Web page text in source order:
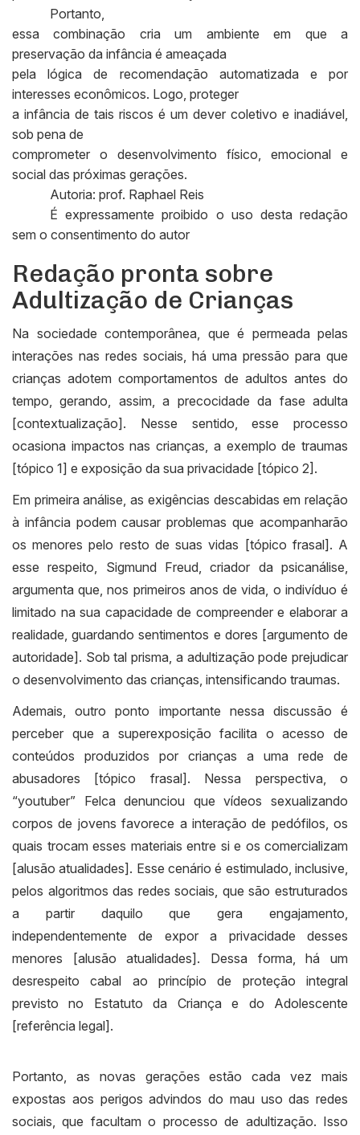
Portanto,
essa combinação cria um ambiente em que a
preservação da infância é ameaçada
pela lógica de recomendação automatizada e por
interesses econômicos. Logo, proteger
a infância de tais riscos é um dever coletivo e inadiável,
sob pena de
comprometer o desenvolvimento físico, emocional e
social das próximas gerações.
Autoria: prof. Raphael Reis
É expressamente proibido o uso desta redação
sem o consentimento do autor
Redação pronta sobre
Adultização de Crianças
Na sociedade contemporânea, que é permeada pelas
interações nas redes sociais, há uma pressão para que
crianças adotem comportamentos de adultos antes do
tempo, gerando, assim, a precocidade da fase adulta
[contextualização]. Nesse sentido, esse processo
ocasiona impactos nas crianças, a exemplo de traumas
[tópico 1] e exposição da sua privacidade [tópico 2].
Em primeira análise, as exigências descabidas em relação
à infância podem causar problemas que acompanharão
os menores pelo resto de suas vidas [tópico frasal]. A
esse respeito, Sigmund Freud, criador da psicanálise,
argumenta que, nos primeiros anos de vida, o indivíduo é
limitado na sua capacidade de compreender e elaborar a
realidade, guardando sentimentos e dores [argumento de
autoridade]. Sob tal prisma, a adultização pode prejudicar
o desenvolvimento das crianças, intensificando traumas.
Ademais, outro ponto importante nessa discussão é
perceber que a superexposição facilita o acesso de
conteúdos produzidos por crianças a uma rede de
abusadores [tópico frasal]. Nessa perspectiva, o
“youtuber” Felca denunciou que vídeos sexualizando
corpos de jovens favorece a interação de pedófilos, os
quais trocam esses materiais entre si e os comercializam
[alusão atualidades]. Esse cenário é estimulado, inclusive,
pelos algoritmos das redes sociais, que são estruturados
a partir daquilo que gera engajamento,
independentemente de expor a privacidade desses
menores [alusão atualidades]. Dessa forma, há um
desrespeito cabal ao princípio de proteção integral
previsto no Estatuto da Criança e do Adolescente
[referência legal].
Portanto, as novas gerações estão cada vez mais
expostas aos perigos advindos do mau uso das redes
sociais, que facultam o processo de adultização. Isso